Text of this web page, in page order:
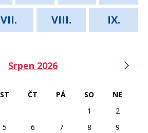
VII. VIII. IX.
Srpen 2026
ST ČT PÁ SO
NE
1
2
5 6 7 8
9